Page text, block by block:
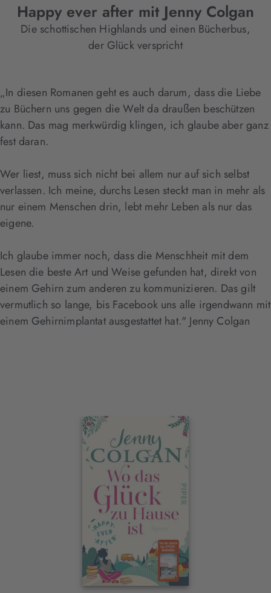
Happy ever after mit Jenny Colgan
Die schottischen Highlands und einen Bücherbus,
der Glück verspricht
„In diesen Romanen geht es auch darum, dass die Liebe
zu Büchern uns gegen die Welt da draußen beschützen
kann. Das mag merkwürdig klingen, ich glaube aber ganz
fest daran.
Wer liest, muss sich nicht bei allem nur auf sich selbst
verlassen. Ich meine, durchs Lesen steckt man in mehr als
nur einem Menschen drin, lebt mehr Leben als nur das
eigene.
Ich glaube immer noch, dass die Menschheit mit dem
Lesen die beste Art und Weise gefunden hat, direkt von
einem Gehirn zum anderen zu kommunizieren. Das gilt
vermutlich so lange, bis Facebook uns alle irgendwann mit
einem Gehirnimplantat ausgestattet hat." Jenny Colgan
Interaktives